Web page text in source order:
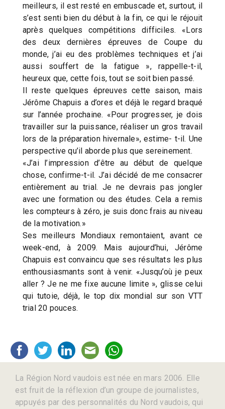
meilleurs, il est resté en embuscade et, surtout, il
s’est senti bien du début à la fin, ce qui le réjouit
après quelques compétitions difficiles. «Lors
des deux dernières épreuves de Coupe du
monde, j’ai eu des problèmes techniques et j’ai
aussi souffert de la fatigue », rappelle-t-il,
heureux que, cette fois, tout se soit bien passé.
Il reste quelques épreuves cette saison, mais
Jérôme Chapuis a d’ores et déjà le regard braqué
sur l’année prochaine. «Pour progresser, je dois
travailler sur la puissance, réaliser un gros travail
lors de la préparation hivernale», estime- t-il. Une
perspective qu’il aborde plus que sereinement.
«J’ai l’impression d’être au début de quelque
chose, confirme-t-il. J’ai décidé de me consacrer
entièrement au trial. Je ne devrais pas jongler
avec une formation ou des études. Cela a remis
les compteurs à zéro, je suis donc frais au niveau
de la motivation.»
Ses meilleurs Mondiaux remontaient, avant ce
week-end, à 2009. Mais aujourd’hui, Jérôme
Chapuis est convaincu que ses résultats les plus
enthousiasmants sont à venir. «Jusqu’où je peux
aller ? Je ne me fixe aucune limite », glisse celui
qui tutoie, déjà, le top dix mondial sur son VTT
trial 20 pouces.
La Région Nord vaudois est née en mars 2006. Elle
est fruit de la réflexion d’un groupe de journalistes,
appuyés par des personnalités du Nord vaudois, qui